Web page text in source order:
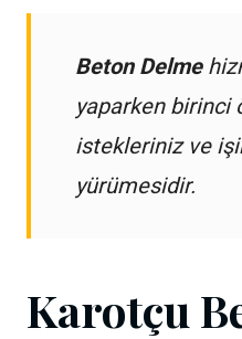
Beton Delme
yaparken birinci
istekleriniz ve
yürümesidir.
Karotçu